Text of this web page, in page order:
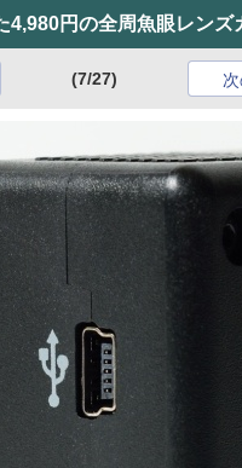
4,980円の全周魚眼レンズ
(7/27)